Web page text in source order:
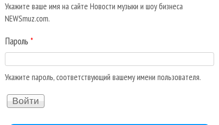
Укажите ваше имя на сайте Новости музыки и шоу бизнеса
NEWSmuz.com.
Пароль *
Укажите пароль, соответствующий вашему имени пользователя.